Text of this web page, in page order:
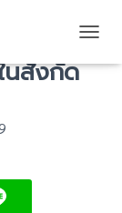
การ
นสังกัด